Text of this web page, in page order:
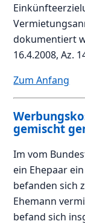
dokumentiert
16.4.2008, Az.
Zum Anfang
gemischt
Im vom
ein Ehepaar
befanden sich
Ehemann
befand sich